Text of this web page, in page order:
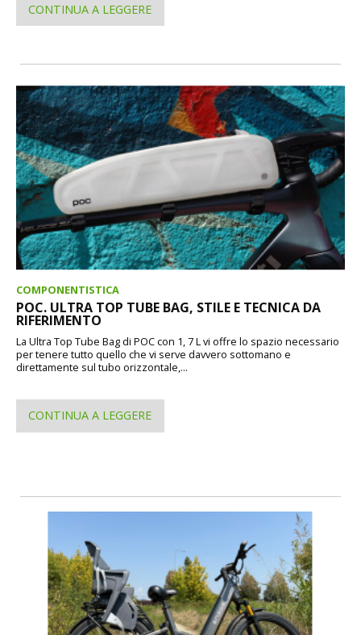
CONTINUA A LEGGERE
COMPONENTISTICA
POC. ULTRA TOP TUBE BAG, STILE E TECNICA DA
RIFERIMENTO
La Ultra Top Tube Bag di POC con 1, 7 L vi offre lo spazio necessario
per tenere tutto quello che vi serve davvero sottomano e
direttamente sul tubo orizzontale,...
CONTINUA A LEGGERE